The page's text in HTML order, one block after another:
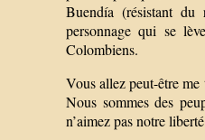
Buendía (résistant
personnage qui se
Colombiens.
Vous allez peut-être
Nous sommes des
n’aimez pas notre